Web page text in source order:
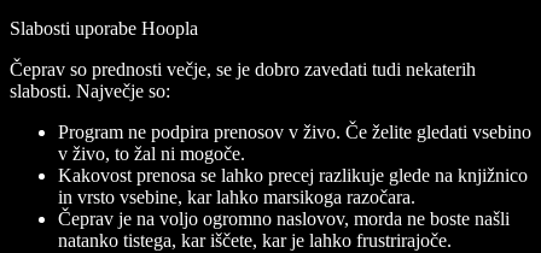
Slabosti uporabe Hoopla
Čeprav so prednosti večje, se je dobro zavedati tudi nekaterih
slabosti. Največje so:
Program ne podpira prenosov v živo. Če želite gledati vsebino
v živo, to žal ni mogoče.
Kakovost prenosa se lahko precej razlikuje glede na knjižnico
in vrsto vsebine, kar lahko marsikoga razočara.
Čeprav je na voljo ogromno naslovov, morda ne boste našli
natanko tistega, kar iščete, kar je lahko frustrirajoče.